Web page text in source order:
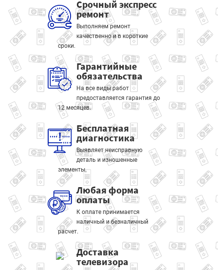
Срочный экспресс
ремонт
Выполняем ремонт
качественно и в короткие
сроки.
Гарантийные
обязательства
На все виды работ
предоставляется гарантия до
12 месяцев.
Бесплатная
диагностика
Выявляет неисправную
деталь и изношенные
элементы.
Любая форма
оплаты
К оплате принимается
наличный и безналичный
расчет.
Доставка
телевизора